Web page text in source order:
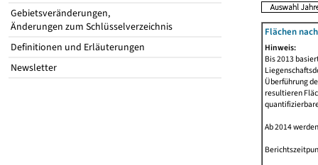
Gebietsveränderungen,
Änderungen zum Schlüsselverzeichnis
Definitionen und Erläuterungen
Newsletter
Flächen
Hinweis:
Bis 2013
Überführung
resultieren
Ab 2014